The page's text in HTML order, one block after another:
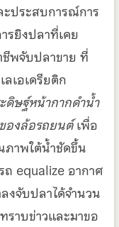
ประสบการณ์การ
รยิงปลาที่เคย
พจับปลาขาย ที่
ลเอเดรียติก
ดิษฐ์หน้ากากดำน้ำ
องล้อรถยนต์เพื่อ
ภาพใต้น้ำชัดขึ้น
ถ equalize อากาศ
งจับปลาได้จำนวน
าบข่าวและมาขอ